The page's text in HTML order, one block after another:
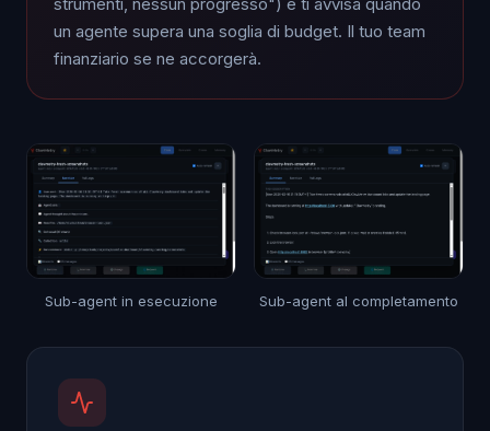
un agente supera una soglia di budget. Il tuo team
finanziario se ne accorgerà.
Sub-agent in esecuzione Sub-agent al completamento